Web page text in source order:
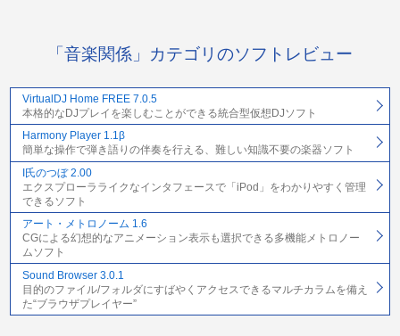
「音楽関係」カテゴリのソフトレビュー
VirtualDJ Home FREE 7.0.5
本格的なDJプレイを楽しむことができる統合型仮想DJソフト
Harmony Player 1.1β
簡単な操作で弾き語りの伴奏を行える、難しい知識不要の楽器ソフト
I氏のつぼ 2.00
エクスプローラライクなインタフェースで「iPod」をわかりやすく管理
できるソフト
アート・メトロノーム 1.6
CGによる幻想的なアニメーション表示も選択できる多機能メトロノー
ムソフト
Sound Browser 3.0.1
目的のファイル/フォルダにすばやくアクセスできるマルチカラムを備え
た“ブラウザプレイヤー”